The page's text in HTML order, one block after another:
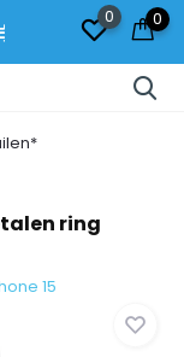
0 0
ring
15